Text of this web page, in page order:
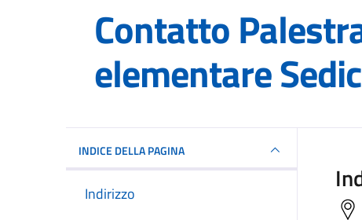
Contatto
elementare
INDICE DELLA PAGINA
Indirizzo